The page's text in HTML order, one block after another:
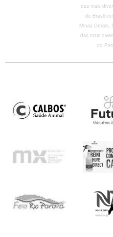
das mais
do Brasil
Minas Gerais,
das mais
do